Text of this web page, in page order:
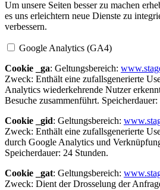
Um unsere Seiten besser zu machen
es uns erleichtern neue Dienste zu
verbessern.
Google Analytics (GA4)
Cookie _ga: Geltungsbereich:
Zweck: Enthält eine zufallsgenerierte
Analytics wiederkehrende Nutzer
Besuche zusammenführt. Speicherdauer:
Cookie _gid: Geltungsbereich:
Zweck: Enthält eine zufallsgenerierte
durch Google Analytics und
Speicherdauer: 24 Stunden.
Cookie _gat: Geltungsbereich:
Zweck: Dient der Drosselung der